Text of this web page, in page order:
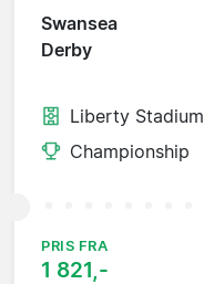
Swansea
Derby
Liberty Stadium
Championship
PRIS FRA
1 821,-